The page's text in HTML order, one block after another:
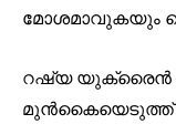
മോശമാവുകയും
റഷ്യ യുക്രൈൻ
മുൻകൈയെടുത്ത്